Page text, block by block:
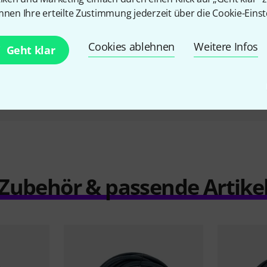
Ihre erteilte Zustimmung jederzeit über die Cookie-
Geht klar Cookies ablehnen Weitere Infos
12,50 €
& passende